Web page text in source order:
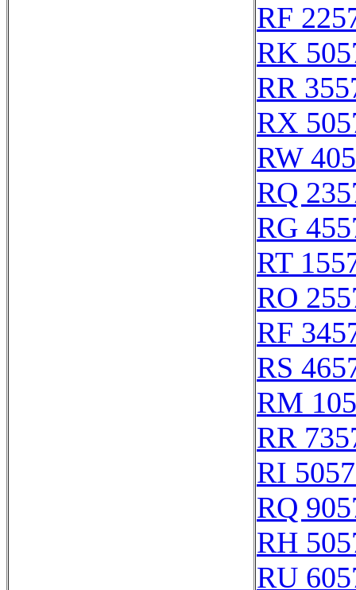
RF
RK
RR
RX
RW
RQ
RG
RT
RO
RF
RS
RM
RR
RI
RQ
RH
RU